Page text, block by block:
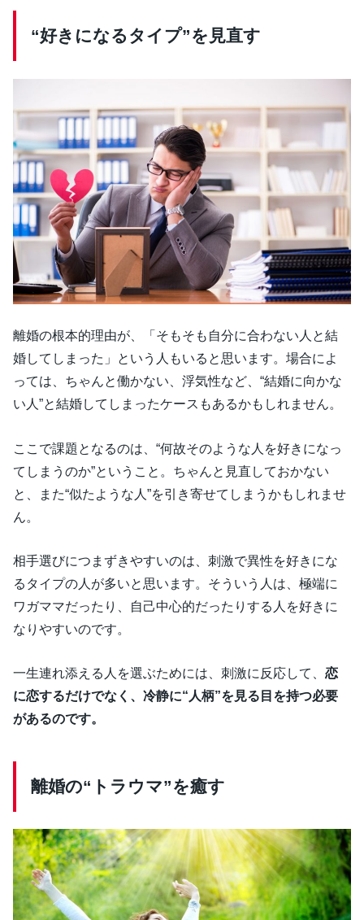
“好きになるタイプ”を見直す
離婚の根本的理由が、「そもそも自分に合わない人と結
婚してしまった」という人もいると思います。場合によ
っては、ちゃんと働かない、浮気性など、“結婚に向かな
い人”と結婚してしまったケースもあるかもしれません。
ここで課題となるのは、“何故そのような人を好きになっ
てしまうのか”ということ。ちゃんと見直しておかない
と、また“似たような人”を引き寄せてしまうかもしれませ
ん。
相手選びにつまずきやすいのは、刺激で異性を好きにな
るタイプの人が多いと思います。そういう人は、極端に
ワガママだったり、自己中心的だったりする人を好きに
なりやすいのです。
一生連れ添える人を選ぶためには、刺激に反応して、恋
に恋するだけでなく、冷静に“人柄”を見る目を持つ必要
があるのです。
離婚の“トラウマ”を癒す